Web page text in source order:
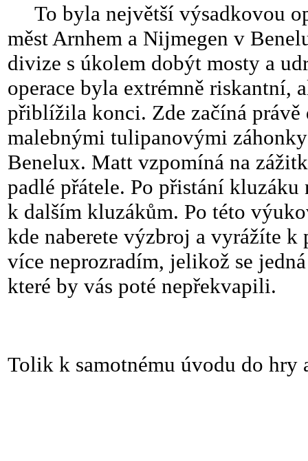
To byla největší výsadkovou
měst Arnhem a Nijmegen v
divize s úkolem dobýt mosty a
operace byla extrémně riskantní,
přiblížila konci. Zde začíná právě
malebnými tulipanovými
Benelux. Matt vzpomíná na
padlé přátele. Po přistání kluzáku
k dalším kluzákům. Po této
kde naberete výzbroj a vyrážíte
více neprozradím, jelikož se
které by vás poté nepřekvapili.
Tolik k samotnému úvodu do hry